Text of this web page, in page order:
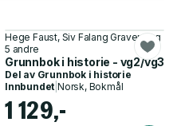
Hege Faust, Siv Falang Gravem og
5 andre
Grunnbok i historie - vg2/vg3
Del av Grunnbok i historie
Innbundet |Norsk, Bokmål
1 129,-